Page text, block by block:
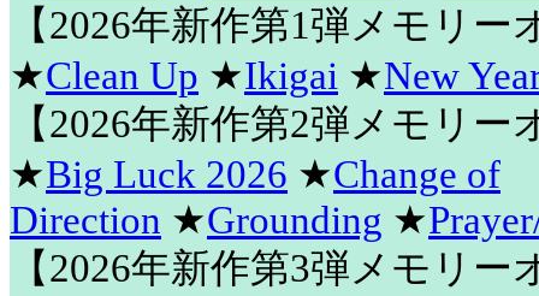
【2026年新作第1弾メモリー
★Clean Up ★Ikigai ★New
【2026年新作第2弾メモリー
★Big Luck 2026 ★Change of
Direction ★Grounding ★
【2026年新作第3弾メモリー